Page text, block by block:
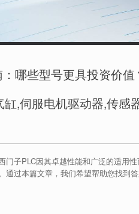
哪些型号更具投资价值
,伺服电机驱动器,传感
门子PLC因其卓越性能和广泛的适用
过本篇文章，我们希望帮助您找到答